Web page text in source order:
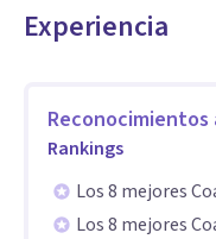
Especialidad
liderazgo,
cambios en su vida
esencia. Juntos
identificar las trabas
Experiencia
Reconocimientos
Rankings
Los 8 mejores
Los 8 mejores